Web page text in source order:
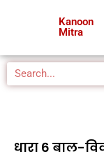
Kanoon
Mitra
धारा 6 बाल-